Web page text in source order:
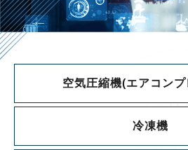
イ
ナ
テ
ッ
空気圧縮機(エアコン
冷凍機